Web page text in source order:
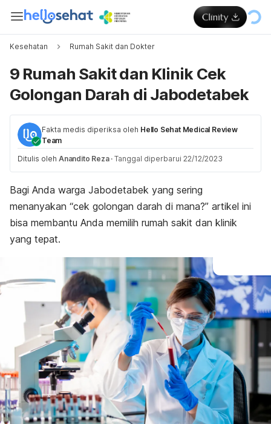
Kesehatan Rumah Sakit dan Dokter
9 Rumah Sakit dan Klinik Cek
Golongan Darah di Jabodetabek
Fakta medis diperiksa oleh Hello Sehat Medical Review
Team
Ditulis oleh Anandito Reza · Tanggal diperbarui 22/12/2023
Bagi Anda warga Jabodetabek yang sering
menanyakan “cek golongan darah di mana?” artikel ini
bisa membantu Anda memilih rumah sakit dan klinik
yang tepat.